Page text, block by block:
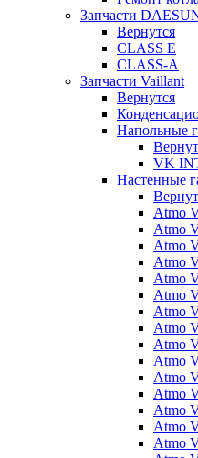
Запчасти
Вернутся
CLASS E
CLASS-A
Запчасти Vaillant
Вернутся
Напольные
VK
Настенные
Atmo
Atmo
Atmo
Atmo
Atmo
Atmo
Atmo
Atmo
Atmo
Atmo
Atmo
Atmo
Atmo
Atmo
Atmo